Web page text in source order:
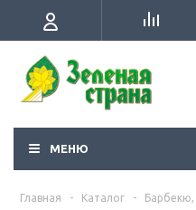
МЕНЮ
Главная - Каталог - Барбекю,